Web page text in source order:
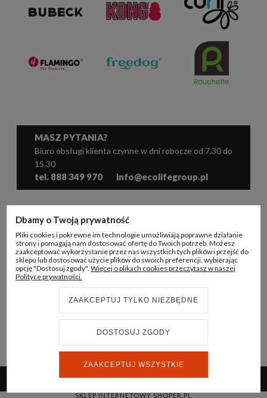
MASZ PYTANIA?
Biuro obsługi klienta czynne w dni robocze od 7.30 do
15.30
tel. 888 349 970 info@ecolifegroup.pl
KONTO B2B
INFORMACJE
© 2024 ECO LIFE GROUP
POKAŻ PEŁNĄ WERSJĘ STRONY
SKLEP INTERNETOWY SHOPER.PL
Dbamy o Twoją prywatność
Pliki cookies i pokrewne im technologie umożliwiają poprawne działanie
strony i pomagają nam dostosować ofertę do Twoich potrzeb. Możesz
zaakceptować wykorzystanie przez nas wszystkich tych plików i przejść do
sklepu lub dostosować użycie plików do swoich preferencji, wybierając
opcję "Dostosuj zgody". Więcej o plikach cookies przeczytasz w naszej
Polityce prywatności.
ZAAKCEPTUJ TYLKO NIEZBĘDNE
DOSTOSUJ ZGODY
ZAAKCEPTUJ WSZYSTKIE